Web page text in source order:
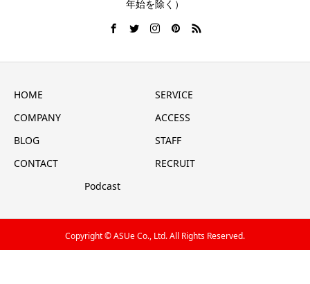
年始を除く）
HOME
SERVICE
COMPANY
ACCESS
BLOG
STAFF
CONTACT
RECRUIT
Podcast
Copyright © ASUe Co., Ltd. All Rights Reserved.